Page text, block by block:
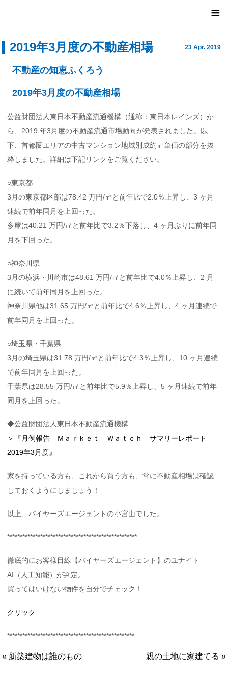
ユナイ
≡
2019年3月度の不動産相場 23 Apr. 2019
不動産の知恵ふくろう
2019年3月度の不動産相場
公益財団法人東日本不動産流通機構（通称：東日本レインズ）か
ら、2019 年3月度の不動産流通市場動向が発表されました。以
下、首都圏エリアの中古マンション地域別成約㎡単価の部分を抜
粋しました。詳細は下記リンクをご覧ください。
○東京都
3月の東京都区部は78.42 万円/㎡と前年比で2.0％上昇し、3 ヶ月
連続で前年同月を上回った。
多摩は40.21 万円/㎡と前年比で3.2％下落し、4 ヶ月ぶりに前年同
月を下回った。
○神奈川県
3月の横浜・川崎市は48.61 万円/㎡と前年比で4.0％上昇し、2 月
に続いて前年同月を上回った。
神奈川県他は31.65 万円/㎡と前年比で4.6％上昇し、4 ヶ月連続で
前年同月を上回った。
○埼玉県・千葉県
3月の埼玉県は31.78 万円/㎡と前年比で4.3％上昇し、10 ヶ月連続
で前年同月を上回った。
千葉県は28.55 万円/㎡と前年比で5.9％上昇し、5 ヶ月連続で前年
同月を上回った。
◆公益財団法人東日本不動産流通機構
＞『月例報告 Ｍａｒｋｅｔ Ｗａｔｃｈ サマリーレポート
2019年3月度』
家を持っている方も、これから買う方も、常に不動産相場は確認
しておくようにしましょう！
以上、バイヤーズエージェントの小宮山でした。
***************************************************
徹底的にお客様目線【バイヤーズエージェント】のユナイト
AI（人工知能）が判定。
買ってはいけない物件を自分でチェック！
クリック
**************************************************
« 新築建物は誰のもの 親の土地に家建てる »